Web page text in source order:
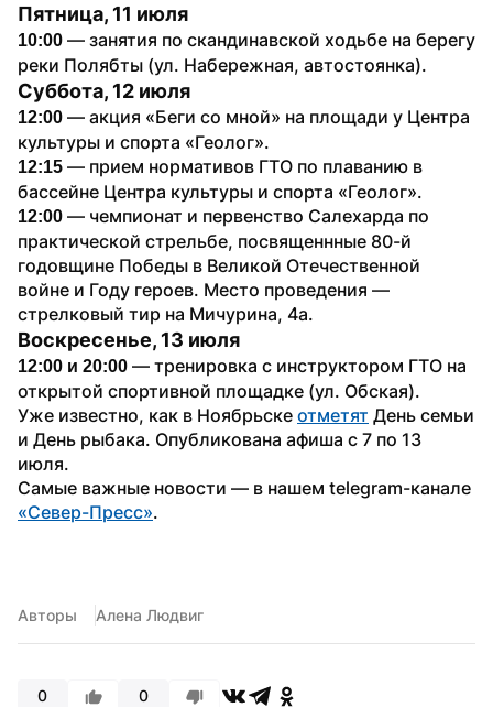
Пятница, 11 июля
10:00 — занятия по скандинавской ходьбе на берегу
реки Полябты (ул. Набережная, автостоянка).
Суббота, 12 июля
12:00 — акция «Беги со мной» на площади у Центра
культуры и спорта «Геолог».
12:15 — прием нормативов ГТО по плаванию в
бассейне Центра культуры и спорта «Геолог».
12:00 — чемпионат и первенство Салехарда по
практической стрельбе, посвященнные 80-й
годовщине Победы в Великой Отечественной
войне и Году героев. Место проведения —
стрелковый тир на Мичурина, 4а.
Воскресенье, 13 июля
12:00 и 20:00 — тренировка с инструктором ГТО на
открытой спортивной площадке (ул. Обская).
Уже известно, как в Ноябрьске отметят День семьи
и День рыбака. Опубликована афиша с 7 по 13
июля.
«Север-Пресс».
Авторы Алена Людвиг
0 0